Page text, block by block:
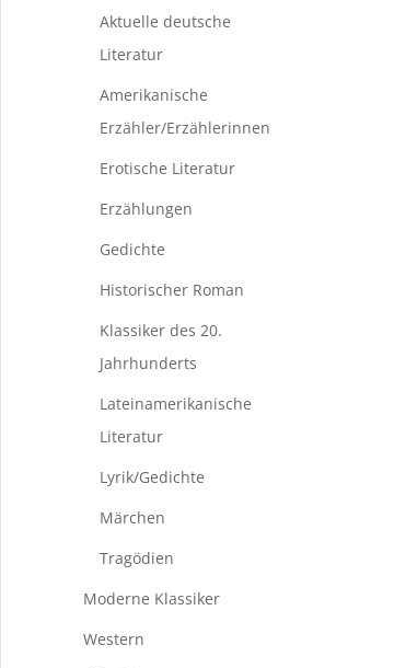
Aktuelle deutsche
Literatur
Amerikanische
Erzähler/Erzählerinnen
Erotische Literatur
Erzählungen
Gedichte
Historischer Roman
Klassiker des 20.
Jahrhunderts
Lateinamerikanische
Literatur
Lyrik/Gedichte
Märchen
Tragödien
Moderne Klassiker
Western